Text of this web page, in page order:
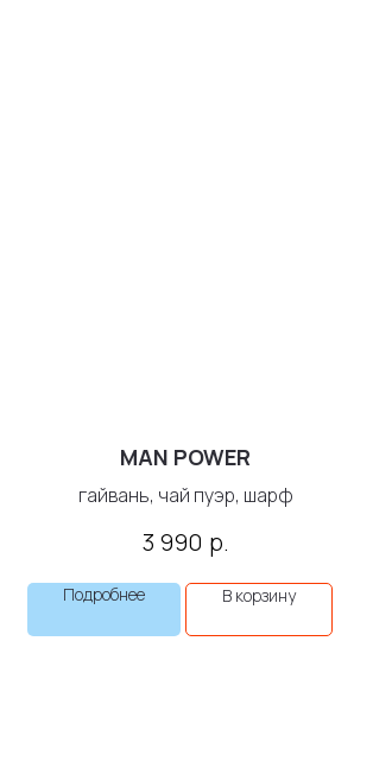
MAN POWER
гайвань, чай пуэр, шарф
3 990 р.
Подробнее В корзину